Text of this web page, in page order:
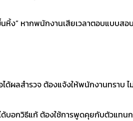
ง” หากพนักงานเสียเวลาตอบแบบสอ
ได้ผลสำรวจ ต้องแจ้งให้พนักงานทราบ
บอกวิธีแก้ ต้องใช้การพูดคุยกับตัวแทน